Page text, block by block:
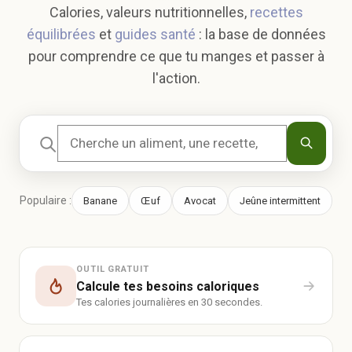
Calories, valeurs nutritionnelles, recettes
équilibrées et guides santé : la base de données
pour comprendre ce que tu manges et passer à
l'action.
Populaire : Banane Œuf Avocat Jeûne intermittent
OUTIL GRATUIT
Calcule tes besoins caloriques
Tes calories journalières en 30 secondes.